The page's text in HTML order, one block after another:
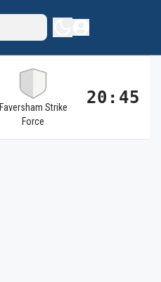
Faversham Strike
Force
20:45